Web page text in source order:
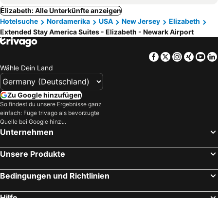
Elizabeth: Alle Unterkünfte anzeigen
Hotelsuche
Nordamerika USA New Jersey
Elizabeth
Extended Stay America Suites - Elizabeth - Newark Airport
Facebook
TwitterXing
Wähle Dein Land
Zu Google hinzufügen
So findest du unsere Ergebnisse ganz
einfach: Füge trivago als bevorzugte
Quelle bei Google hinzu.
Unternehmen
Unsere Produkte
Bedingungen und Richtlinien